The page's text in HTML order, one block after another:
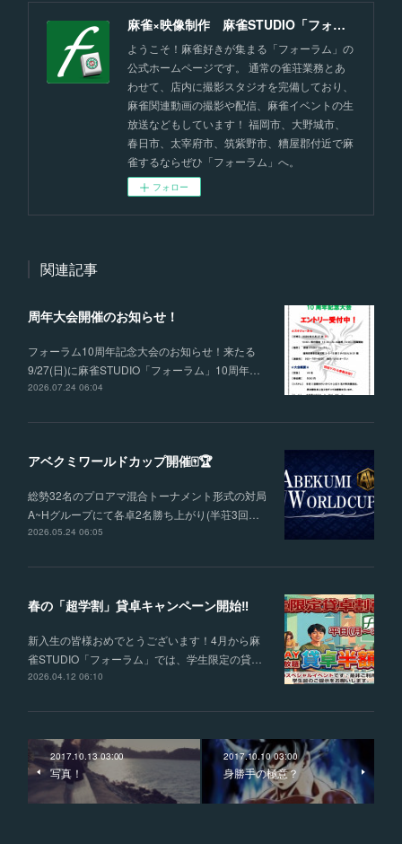
麻雀×映像制作 麻雀STUDIO「フォーラム」福岡
ようこそ！麻雀好きが集まる「フォーラム」の
公式ホームページです。 通常の雀荘業務とあ
わせて、店内に撮影スタジオを完備しており、
麻雀関連動画の撮影や配信、麻雀イベントの生
放送などもしています！ 福岡市、大野城市、
春日市、太宰府市、筑紫野市、糟屋郡付近で麻
雀するならぜひ「フォーラム」へ。
フォロー
関連記事
周年大会開催のお知らせ！
フォーラム10周年記念大会のお知らせ！来たる
9/27(日)に麻雀STUDIO「フォーラム」10周年…
2026.07.24 06:04
アベクミワールドカップ開催🀄🏆
総勢32名のプロアマ混合トーナメント形式の対局
A~Hグループにて各卓2名勝ち上がり(半荘3回…
2026.05.24 06:05
春の「超学割」貸卓キャンペーン開始‼
新入生の皆様おめでとうございます！4月から麻
雀STUDIO「フォーラム」では、学生限定の貸…
2026.04.12 06:10
2017.10.13 03:00
写真！
2017.10.10 03:00
身勝手の極意？